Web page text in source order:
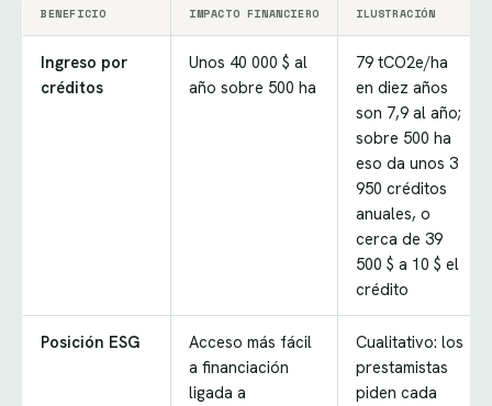
BENEFICIO IMPACTO FINANCIERO ILUSTRACIÓN
Ingreso por
créditos
Unos 40 000 $ al
año sobre 500 ha
79 tCO2e/ha
en diez años
son 7,9 al año;
sobre 500 ha
eso da unos 3
950 créditos
anuales, o
cerca de 39
500 $ a 10 $ el
crédito
Posición ESG
Acceso más fácil
a financiación
ligada a
Cualitativo: los
prestamistas
piden cada